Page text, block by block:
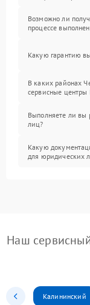
Возможно ли
процессе
Какую гарантию
В каких районах
сервисные центры
Выполняете ли вы
лиц?
Какую
для юридических
Наш
Калининский